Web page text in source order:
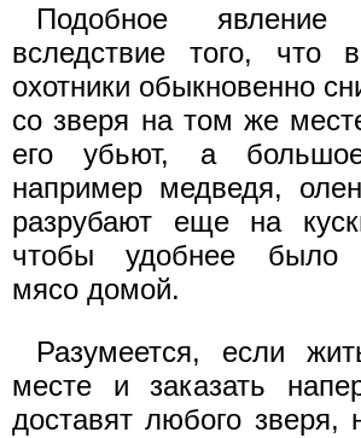
Подобное явление
вследствие того, что
охотники обыкновенно
со зверя на том же
его убьют, а
например медведя,
разрубают еще на
чтобы удобнее было
мясо домой.
Разумеется, если
месте и заказать
доставят любого зверя,